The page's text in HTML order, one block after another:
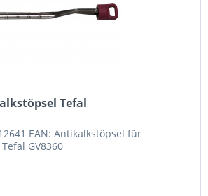
Tefal
EAN: Antikalkstöpsel für
GV8360